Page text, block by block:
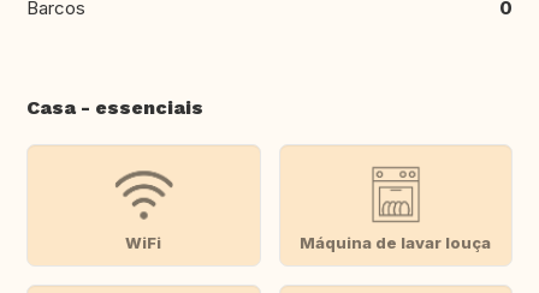
Barcos 0
Casa - essenciais
WiFi Máquina de lavar louça